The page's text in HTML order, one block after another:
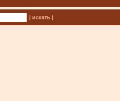
| искать |